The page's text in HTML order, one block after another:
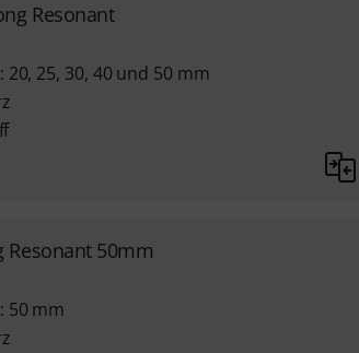
Resonant
25, 30, 40 und 50 mm
Resonant 50mm
50 mm